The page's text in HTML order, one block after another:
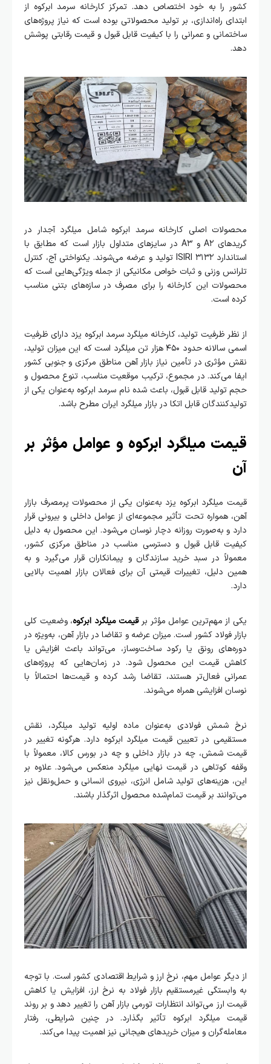
کشور را به خود اختصاص دهد. تمرکز کارخانه سرمد ابرکوه از
ابتدای راه‌اندازی، بر تولید محصولاتی بوده است که نیاز پروژه‌های
ساختمانی و عمرانی را با کیفیت قابل قبول و قیمت رقابتی پوشش
دهد.
محصولات اصلی کارخانه سرمد ابرکوه شامل میلگرد آجدار در
گریدهای A۲ و A۳ در سایزهای متداول بازار است که مطابق با
استاندارد ISIRI ۳۱۳۲ تولید و عرضه می‌شوند. یکنواختی آج، کنترل
تلرانس وزنی و ثبات خواص مکانیکی از جمله ویژگی‌هایی است که
محصولات این کارخانه را برای مصرف در سازه‌های بتنی مناسب
کرده است.
از نظر ظرفیت تولید، کارخانه میلگرد سرمد ابرکوه یزد دارای ظرفیت
اسمی سالانه حدود ۴۵۰ هزار تن میلگرد است که این میزان تولید،
نقش مؤثری در تأمین نیاز بازار آهن مناطق مرکزی و جنوبی کشور
ایفا می‌کند. در مجموع، ترکیب موقعیت مناسب، تنوع محصول و
حجم تولید قابل قبول، باعث شده نام سرمد ابرکوه به‌عنوان یکی از
تولیدکنندگان قابل اتکا در بازار میلگرد ایران مطرح باشد.
قیمت میلگرد ابرکوه و عوامل مؤثر بر
آن
قیمت میلگرد ابرکوه یزد به‌عنوان یکی از محصولات پرمصرف بازار
آهن، همواره تحت تأثیر مجموعه‌ای از عوامل داخلی و بیرونی قرار
دارد و به‌صورت روزانه دچار نوسان می‌شود. این محصول به دلیل
کیفیت قابل قبول و دسترسی مناسب در مناطق مرکزی کشور،
معمولاً در سبد خرید سازندگان و پیمانکاران قرار می‌گیرد و به
همین دلیل، تغییرات قیمتی آن برای فعالان بازار اهمیت بالایی
دارد.
یکی از مهم‌ترین عوامل مؤثر برقیمت میلگرد ابرکوه، وضعیت کلی
بازار فولاد کشور است. میزان عرضه و تقاضا در بازار آهن، به‌ویژه در
دوره‌های رونق یا رکود ساخت‌وساز، می‌تواند باعث افزایش یا
کاهش قیمت این محصول شود. در زمان‌هایی که پروژه‌های
عمرانی فعال‌تر هستند، تقاضا رشد کرده و قیمت‌ها احتمالاً با
نوسان افزایشی همراه می‌شوند.
نرخ شمش فولادی به‌عنوان ماده اولیه تولید میلگرد، نقش
مستقیمی در تعیین قیمت میلگرد ابرکوه دارد. هرگونه تغییر در
قیمت شمش، چه در بازار داخلی و چه در بورس کالا، معمولاً با
وقفه کوتاهی در قیمت نهایی میلگرد منعکس می‌شود. علاوه بر
این، هزینه‌های تولید شامل انرژی، نیروی انسانی و حمل‌ونقل نیز
می‌توانند بر قیمت تمام‌شده محصول اثرگذار باشند.
از دیگر عوامل مهم، نرخ ارز و شرایط اقتصادی کشور است. با توجه
به وابستگی غیرمستقیم بازار فولاد به نرخ ارز، افزایش یا کاهش
قیمت ارز می‌تواند انتظارات تورمی بازار آهن را تغییر دهد و بر روند
قیمت میلگرد ابرکوه تأثیر بگذارد. در چنین شرایطی، رفتار
معامله‌گران و میزان خریدهای هیجانی نیز اهمیت پیدا می‌کند.